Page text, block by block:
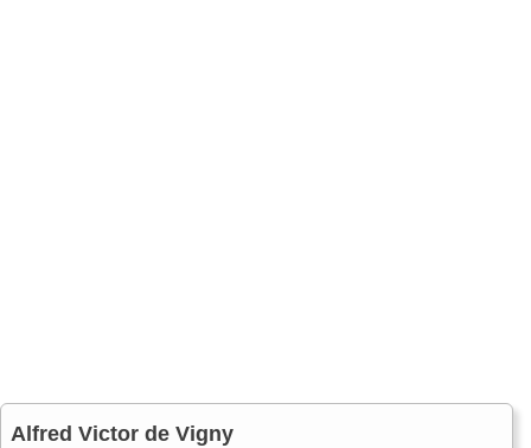
Alfred Victor de Vigny